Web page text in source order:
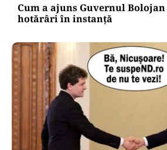
Cum a ajuns Guvernul Bolojan
hotărâri în instanță